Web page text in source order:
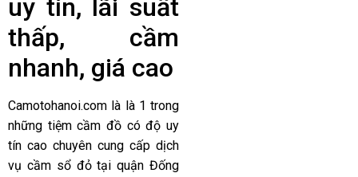
uy tín, lãi suất
thấp, cầm
nhanh, giá cao
Camotohanoi.com là là 1 trong
những tiệm cầm đồ có độ uy
tín cao chuyên cung cấp dịch
vụ cầm sổ đỏ tại quận Đống